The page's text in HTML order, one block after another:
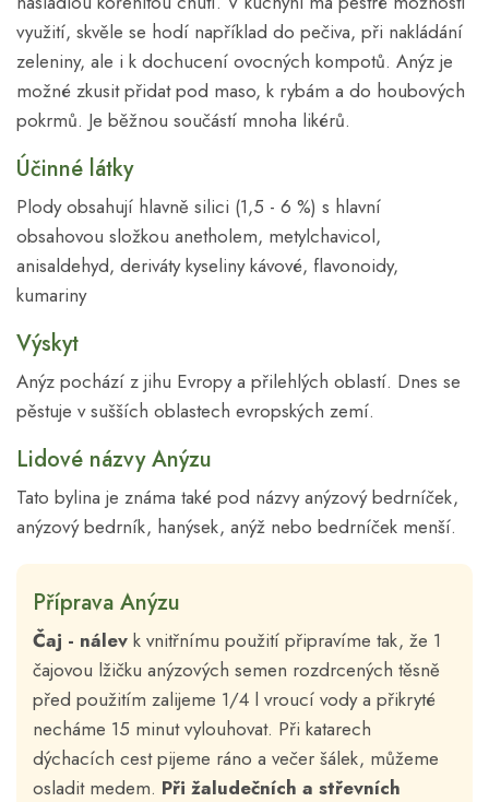
využití, skvěle se hodí například do pečiva, při nakládání
zeleniny, ale i k dochucení ovocných kompotů. Anýz je
možné zkusit přidat pod maso, k rybám a do houbových
pokrmů. Je běžnou součástí mnoha likérů.
Účinné látky
Plody obsahují hlavně silici (1,5 - 6 %) s hlavní
obsahovou složkou anetholem, metylchavicol,
anisaldehyd, deriváty kyseliny kávové, flavonoidy,
kumariny
Výskyt
Anýz pochází z jihu Evropy a přilehlých oblastí. Dnes se
pěstuje v sušších oblastech evropských zemí.
Lidové názvy Anýzu
Tato bylina je známa také pod názvy anýzový bedrníček,
anýzový bedrník, hanýsek, anýž nebo bedrníček menší.
Příprava Anýzu
Čaj - nálev k vnitřnímu použití připravíme tak, že 1
čajovou lžičku anýzových semen rozdrcených těsně
před použitím zalijeme 1/4 l vroucí vody a přikryté
necháme 15 minut vylouhovat. Při katarech
dýchacích cest pijeme ráno a večer šálek, můžeme
osladit medem. Při žaludečních a střevních